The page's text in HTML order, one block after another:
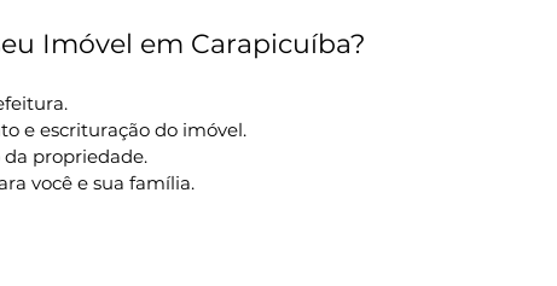
Imóvel em Carapicuíba?
e escrituração do imóvel.
propriedade.
você e sua família.